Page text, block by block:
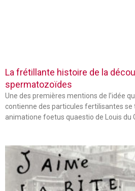
La frétillante histoire de la
spermatozoïdes
Une des premières mentions de l’idée
contienne des particules fertilisantes se
animatione foetus quaestio de Louis du